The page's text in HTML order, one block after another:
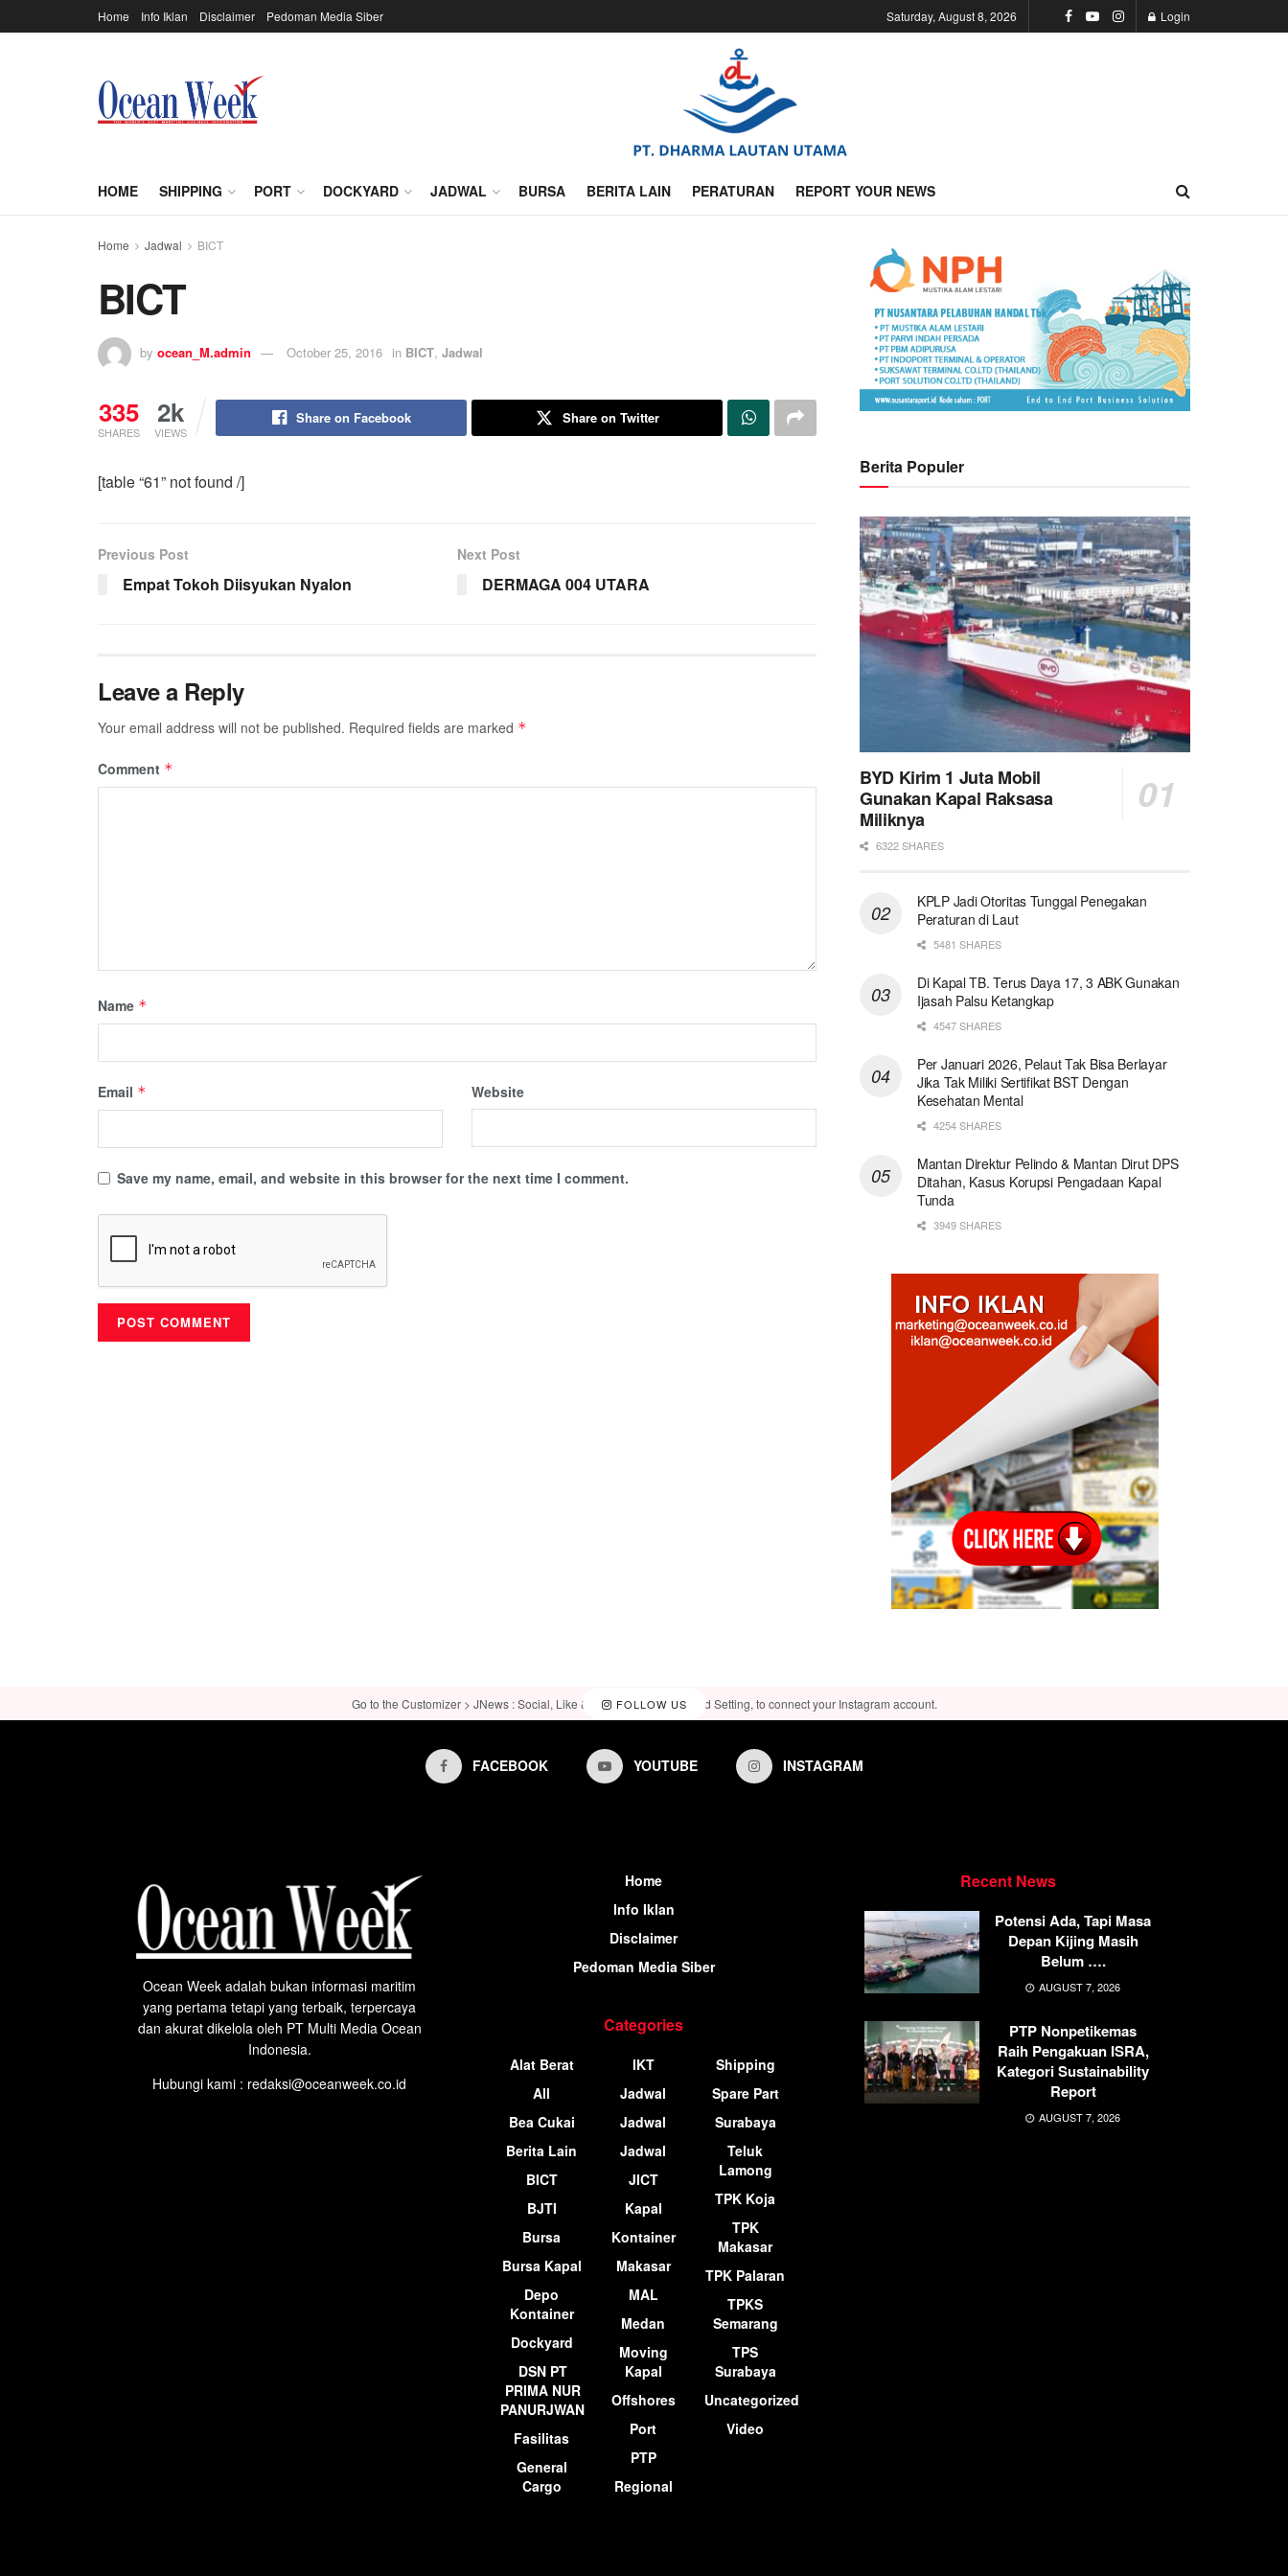
Home Info Iklan Disclaimer Pedoman Media Siber Saturday, August 8, 2026 Login
HOME SHIPPING PORT DOCKYARD JADWAL BURSA BERITA LAIN PERATURAN REPORT YOUR NEWS
Home Jadwal BICT
BICT
by ocean_M.admin October 25, 2016 in BICT, Jadwal
335
SHARES
2k
VIEWS
Share on Facebook Share on Twitter
[table “61” not found /]
Previous Post
Empat Tokoh Diisyukan Nyalon
Next Post
DERMAGA 004 UTARA
Leave a Reply
Your email address will not be published. Required fields are marked *
Comment *
Name *
Email * Website
Save my name, email, and website in this browser for the next time I comment.
Berita Populer
BYD Kirim 1 Juta Mobil
Gunakan Kapal Raksasa
Miliknya
6322 SHARES
KPLP Jadi Otoritas Tunggal Penegakan
Peraturan di Laut
5481 SHARES
Di Kapal TB. Terus Daya 17, 3 ABK Gunakan
Ijasah Palsu Ketangkap
4547 SHARES
Per Januari 2026, Pelaut Tak Bisa Berlayar
Jika Tak Miliki Sertifikat BST Dengan
Kesehatan Mental
4254 SHARES
Mantan Direktur Pelindo & Mantan Dirut DPS
Ditahan, Kasus Korupsi Pengadaan Kapal
Tunda
3949 SHARES
FOLLOW US
Go to the Customizer > JNews : Social, Like & View > Instagram Feed Setting, to connect your Instagram account.
FACEBOOK YOUTUBE INSTAGRAM
Ocean Week adalah bukan informasi maritim
yang pertama tetapi yang terbaik, terpercaya
dan akurat dikelola oleh PT Multi Media Ocean
Indonesia.
Hubungi kami : redaksi@oceanweek.co.id
Home
Info Iklan
Disclaimer
Pedoman Media Siber
Categories
Alat Berat
All
Bea Cukai
Berita Lain
BICT
BJTI
Bursa
Bursa Kapal
Depo
Kontainer
Dockyard
DSN PT
PRIMA NUR
PANURJWAN
Fasilitas
General
Cargo
IKT
Jadwal
Jadwal
Jadwal
JICT
Kapal
Kontainer
Makasar
MAL
Medan
Moving
Kapal
Offshores
Port
PTP
Regional
Shipping
Spare Part
Surabaya
Teluk
Lamong
TPK Koja
TPK
Makasar
TPK Palaran
TPKS
Semarang
TPS
Surabaya
Uncategorized
Video
Recent News
Potensi Ada, Tapi Masa
Depan Kijing Masih
Belum ….
AUGUST 7, 2026
PTP Nonpetikemas
Raih Pengakuan ISRA,
Kategori Sustainability
Report
AUGUST 7, 2026